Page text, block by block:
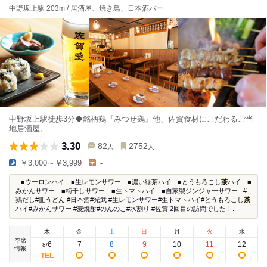
中野坂上駅 203m / 居酒屋、焼き鳥、日本酒バー
中野坂上駅徒歩3分◆銘柄鶏『みつせ鶏』他、佐賀食材にこだわるご当
地居酒屋。
3.30 82 人 2752 人
￥3,000～￥3,999 -
...■ウーロンハイ ■生レモンサワー ■濃い緑茶ハイ ■とうもろこし茶ハイ ■
みかんサワー ■梅干しサワー ■生トマトハイ ■自家製ジンジャーサワー...#
鶏だし#皿うどん #日本酒#光武 #生レモンサワー#生トマトハイ#とうもろこし茶
ハイ#みかんサワー #麦焼酎#のんのこ#水割り #佐賀 2回目の訪問でした！...
空席
情報
木
8/6
金
7
土
8
日
9
月
10
火
11
水
12